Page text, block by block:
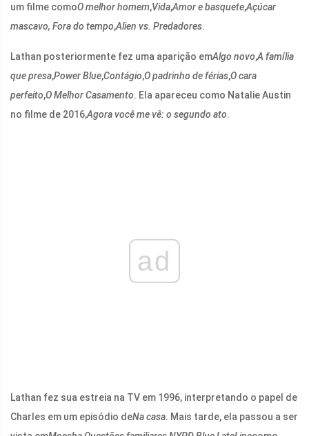
um filme comoO melhor homem,Vida,Amor e basquete,Açúcar
mascavo, Fora do tempo,Alien vs. Predadores.
Lathan posteriormente fez uma aparição emAlgo novo,A família
que presa,Power Blue,Contágio,O padrinho de férias,O cara
perfeito,O Melhor Casamento. Ela apareceu como Natalie Austin
no filme de 2016,Agora você me vê: o segundo ato.
ad
Lathan fez sua estreia na TV em 1996, interpretando o papel de
Charles em um episódio deNa casa. Mais tarde, ela passou a ser